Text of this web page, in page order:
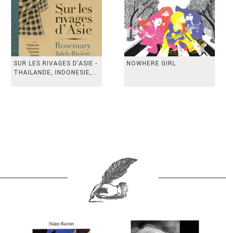
SUR LES RIVAGES D'ASIE -
THAILANDE, INDONESIE,
NOWHERE GIRL